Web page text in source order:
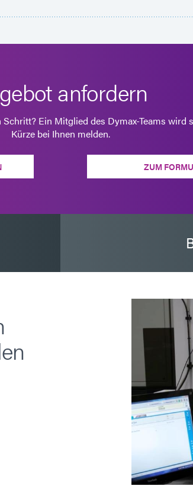
anfordern
Ein Mitglied des Dymax-Teams wird
Kürze bei Ihnen melden.
ZUM